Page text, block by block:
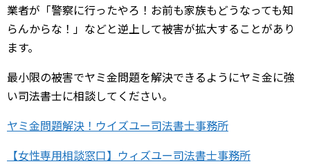
業者が「警察に行ったやろ！お前も家族もどうなっても知
らんからな！」などと逆上して被害が拡大することがあり
ます。
最小限の被害でヤミ金問題を解決できるようにヤミ金に強
い司法書士に相談してください。
ヤミ金問題解決！ウイズユー司法書士事務所
【女性専用相談窓口】ウィズユー司法書士事務所